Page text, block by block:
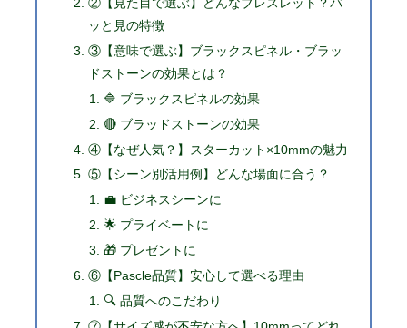
ッと見の特徴
③【意味で選ぶ】ブラックスピネル・ブラッ
ドストーンの効果とは？
🔷 ブラックスピネルの効果
🔴 ブラッドストーンの効果
④【なぜ人気？】スターカット×10mmの魅力
⑤【シーン別活用例】どんな場面に合う？
💼 ビジネスシーンに
🌟 プライベートに
🎁 プレゼントに
⑥【Pascle品質】安心して選べる理由
🔍 品質へのこだわり